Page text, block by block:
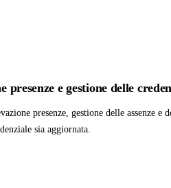
presenze e gestione delle
presenze, gestione delle assenze
sia aggiornata.